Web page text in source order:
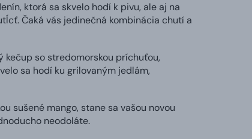
ktorá sa skvelo hodí k pivu, ale aj na
Čaká vás jedinečná kombinácia chutí a
kečup so stredomorskou príchuťou,
sa hodí ku grilovaným jedlám,
sušené mango, stane sa vašou novou
neodoláte.